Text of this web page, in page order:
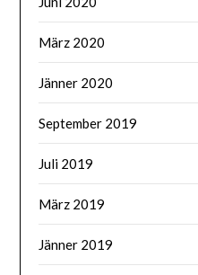
März 2020
Jänner 2020
September 2019
Juli 2019
März 2019
Jänner 2019